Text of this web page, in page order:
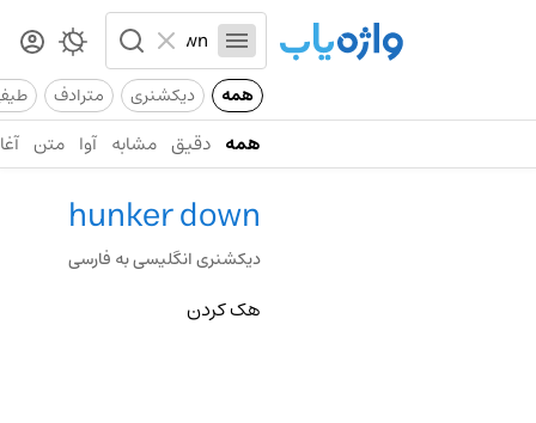
همه دیکشنری مترادف
همه دقیق مشابه آوا متن
hunker down
دیکشنری انگلیسی به فارسی
هک کردن